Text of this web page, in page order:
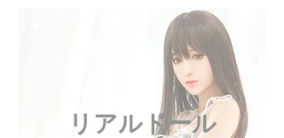
リアルドール